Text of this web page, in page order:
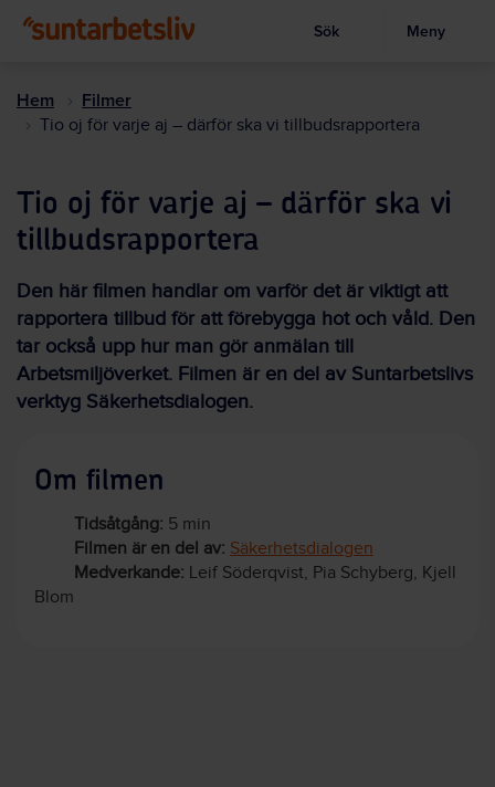
huvudinnehållet
Visa sökruta
Sök Meny
Hem Filmer
Tio oj för varje aj – därför ska vi tillbudsrapportera
Tio oj för varje aj – därför ska vi
tillbudsrapportera
Den här filmen handlar om varför det är viktigt att
rapportera tillbud för att förebygga hot och våld. Den
tar också upp hur man gör anmälan till
Arbetsmiljöverket. Filmen är en del av Suntarbetslivs
verktyg Säkerhetsdialogen.
Om filmen
Tidsåtgång: 5 min
Filmen är en del av: Säkerhetsdialogen
Medverkande: Leif Söderqvist, Pia Schyberg, Kjell
Blom